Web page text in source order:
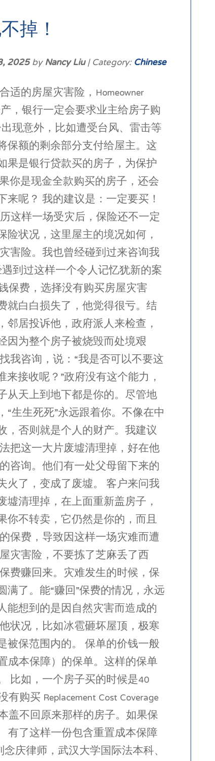
掉！
2025byNancy Liu| Category:Chinese
的房屋灾害险，Homeowner
，银行一定会要求业主给房子购
现意外，比如遭受台风、雷击等
额的剩余部分支付给屋主。这
是银行贷款买的房子，为保护
是现金全款购买的房子，还会
呢？ 我的建议是：一定要买！
这样一场受灾后，保险还不一定
状况，这里屋主的境况如何，
害险。我也曾经碰到过来咨询我
到过这样一个令人记忆犹新的案
保费，选择没有购买房屋灾害
白白损失了，他觉得很亏。结
居投诉他，政府派人来检查，
为整个房子被烧毁而处境艰
我咨询，说：“我是否可以不要这
接收呢？”政府没有这个能力，
天上到地下都是你的。尽管地
生生死死”永远跟着你。不像在中
否则就是个人的财产。我建议
把这一大片废墟清理掉，好在他
咨询。他们有一处父母留下来的
了，变成了废墟。 客户来问我
清理掉，在上面重新盖房子，
不转卖，它仍然是你的，而且
保费，导致因这样一场灾难而遭
灾害险，不要拣了芝麻丢了西
费赚回来。灾难发生的时候，保
了。能“赚回”保费的情况，永远
想到的是因自然灾害而造成的
状况，比如冰雹砸坏屋顶，极寒
保范围内的。 保单的价钱一般
成本保障）的保单。这样的保单
比如，一个房子买的时候是40
买 Replacement Cost Coverage
盖不回原来那样的房子。如果保
有了这样一份包含重置成本保障
庆律师，武汉大学国际法本科、